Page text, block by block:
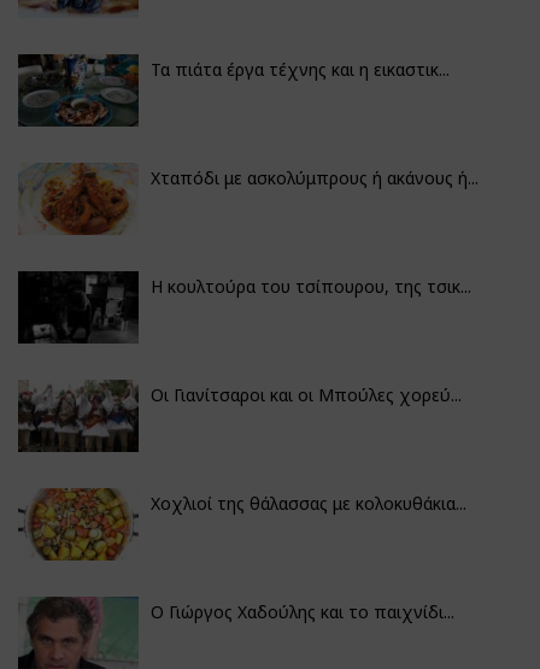
Τα πιάτα έργα τέχνης και η εικαστικ...
Χταπόδι με ασκολύμπρους ή ακάνους ή...
Η κουλτούρα του τσίπουρου, της τσικ...
Οι Γιανίτσαροι και οι Μπούλες χορεύ...
Χοχλιοί της θάλασσας με κολοκυθάκια...
Ο Γιώργος Χαδούλης και το παιχνίδι...